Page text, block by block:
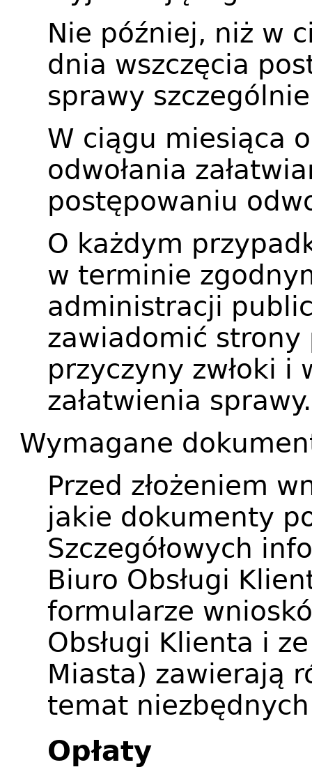
Nie później, niż w
dnia wszczęcia
sprawy
W ciągu miesiąca
odwołania
postępowaniu
O każdym
w terminie
administracji
zawiadomić
przyczyny zwłoki i
załatwienia sprawy.
Wymagane
Przed złożeniem
jakie dokumenty
Szczegółowych
Biuro Obsługi
formularze
Obsługi Klienta i
Miasta) zawierają
temat
Opłaty